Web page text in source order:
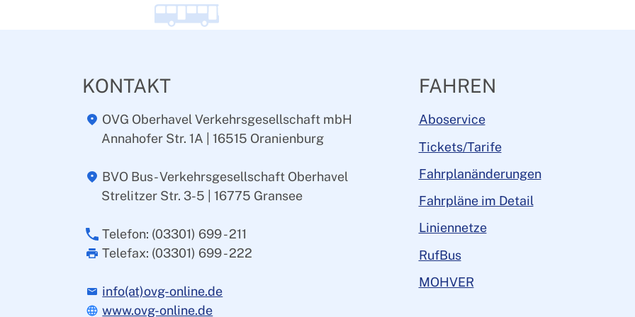
KONTAKT
OVG Oberhavel Verkehrsgesellschaft mbH
Annahofer Str. 1A | 16515 Oranienburg
BVO Bus- Verkehrsgesellschaft Oberhavel
Strelitzer Str. 3-5 | 16775 Gransee
Telefon: (03301) 699 - 211
Telefax: (03301) 699 - 222
info(at)ovg-online.de
www.ovg-online.de
FAHREN
Aboservice
Tickets/Tarife
Fahrplanänderungen
Fahrpläne im Detail
Liniennetze
RufBus
MOHVER